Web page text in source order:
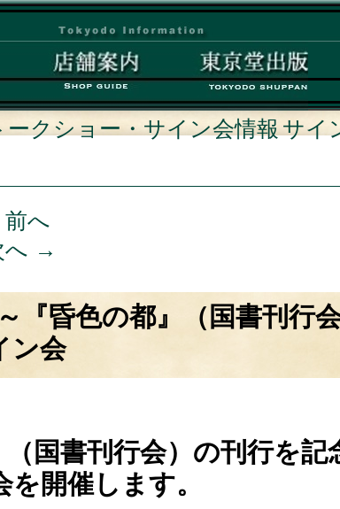
ークショー・サイン会情報サイ
ナビゲ
ョン
前へ
へ →
『昏色の都』（国書刊行
ン会
国書刊行会）の刊行を記
開催します。